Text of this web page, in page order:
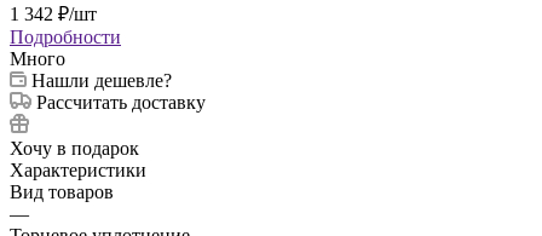
1 342 ₽/шт
Подробности
Много
Нашли дешевле?
Рассчитать доставку
Хочу в подарок
Характеристики
Вид товаров
—